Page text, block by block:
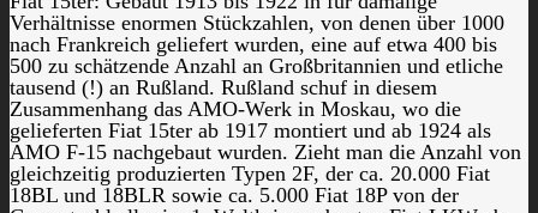
Verhältnisse enormen Stückzahlen, von denen über 1000
nach Frankreich geliefert wurden, eine auf etwa 400 bis
500 zu schätzende Anzahl an Großbritannien und etliche
tausend (!) an Rußland. Rußland schuf in diesem
Zusammenhang das AMO-Werk in Moskau, wo die
gelieferten Fiat 15ter ab 1917 montiert und ab 1924 als
AMO F-15 nachgebaut wurden. Zieht man die Anzahl von
gleichzeitig produzierten Typen 2F, der ca. 20.000 Fiat
18BL und 18BLR sowie ca. 5.000 Fiat 18P von der